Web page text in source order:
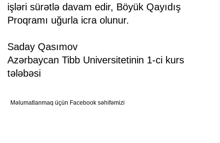
işləri sürətlə davam edir, Böyük Qayıdış
Proqramı uğurla icra olunur.
Saday Qasımov
Azərbaycan Tibb Universitetinin 1-ci kurs
tələbəsi
Məlumatlanmaq üçün Facebook səhifəmizi